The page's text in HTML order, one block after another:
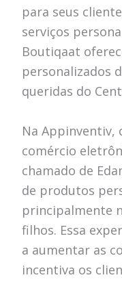
para seus
serviços
Boutiqaat
personalizados
queridas do
Na Appinventiv,
comércio
chamado de
de produtos
principalmente
filhos. Essa
a aumentar as
incentiva os